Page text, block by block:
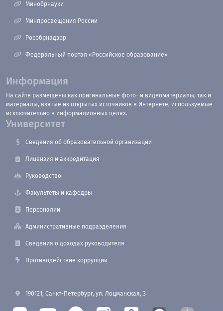
Минобрнауки
Минпросвещения России
Рособрнадзор
Федеральный портал «Российское образование»
Информация
На сайте размещены как оригинальные фото- и видеоматериалы, так и
материалы, взятые из открытых источников в Интернете, используемые
исключительно в информационных целях.
Университет
Сведения об образовательной организации
Лицензия и аккредитация
Руководство
Факультеты и кафедры
Персоналии
Административные подразделения
Сведения о доходах руководителя
Противодействие коррупции
190121, Санкт-Петербург, ул. Лоцманская, 3